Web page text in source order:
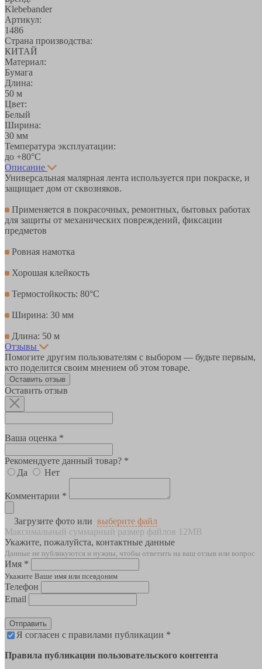
Klebebander
Артикул:
1486
Страна производства:
КИТАЙ
Материал:
Бумага
Длина:
50 м
Цвет:
Белый
Ширина:
30 мм
Температура эксплуатации:
до +80°С
Описание
Универсальная малярная лента используется при покраске, и
защищает дом от сквозняков.
Применяется в покрасочных, ремонтных, бытовых работах
для защиты от механических повреждений, фиксации
предметов
Ровная намотка
Хорошая клейкость
Термостойкость: 80°C
Ширина: 30 мм
Длина: 50 м
Отзывы
Помогите другим пользователям с выбором — будьте первым,
кто поделится своим мнением об этом товаре.
Оставить отзыв
Оставить отзыв
Ваша оценка *
Рекомендуете данный товар? *
Да
Нет
Комментарии *
Загрузите фото или выберите файл
Максимальный суммарный размер файлов 12MB
Укажите, пожалуйста, контактные данные
Данные не публикуются и нужны, чтобы ответить на ваш отзыв или вопрос
Имя *
Укажите Ваше имя или псевдоним
Телефон
Email
Отправить
Я согласен с правилами публикации *
Правила публикации пользовательского контента